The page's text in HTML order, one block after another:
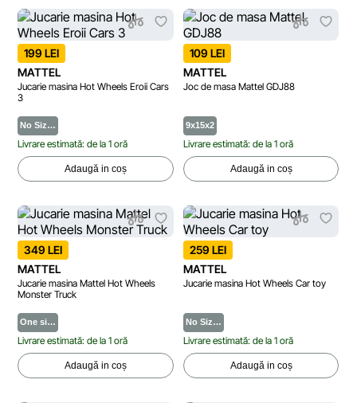
199 LEI
MATTEL
Jucarie masina Hot Wheels Eroii Cars
3
No Siz…
Livrare estimată: de la 1 oră
Adaugă in coș
109 LEI
MATTEL
Joc de masa Mattel GDJ88
9x15x2
Livrare estimată: de la 1 oră
Adaugă in coș
349 LEI
MATTEL
Jucarie masina Mattel Hot Wheels
Monster Truck
One si…
Livrare estimată: de la 1 oră
Adaugă in coș
259 LEI
MATTEL
Jucarie masina Hot Wheels Car toy
No Siz…
Livrare estimată: de la 1 oră
Adaugă in coș